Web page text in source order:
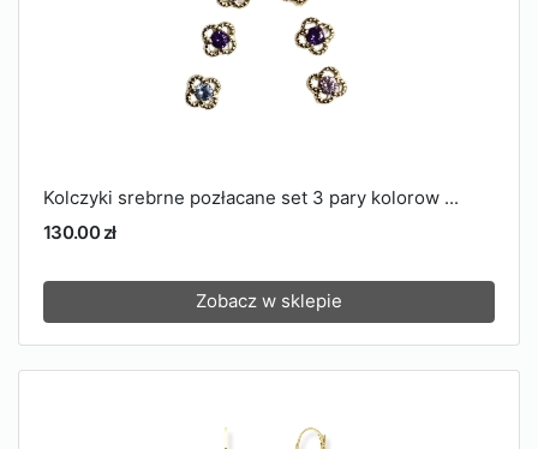
Kolczyki srebrne pozłacane set 3 pary kolorow ...
130.00 zł
Zobacz w sklepie